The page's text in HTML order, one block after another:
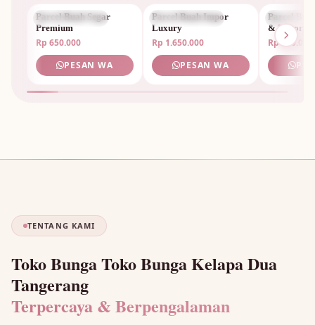
PARCEL BUAH
Parcel Buah Segar
Premium
Rp 650.000
PESAN WA
PARCEL BUAH
Parcel Buah Impor
Luxury
Rp 1.650.000
PESAN WA
PARCEL
Parcel
& Impor
Rp 950.000
TENTANG KAMI
Toko Bunga Toko Bunga Kelapa Dua
Tangerang
Terpercaya & Berpengalaman